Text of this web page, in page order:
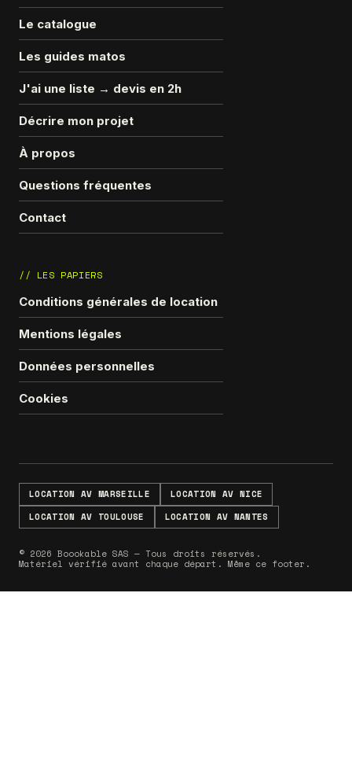
Le catalogue
Les guides matos
J'ai une liste → devis en 2h
Décrire mon projet
À propos
Questions fréquentes
Contact
// LES PAPIERS
Conditions générales de location
Mentions légales
Données personnelles
Cookies
LOCATION AV MARSEILLE
LOCATION AV NICE
LOCATION AV TOULOUSE
LOCATION AV NANTES
© 2026 Boookable SAS — Tous droits réservés.
Matériel vérifié avant chaque départ. Même ce footer.